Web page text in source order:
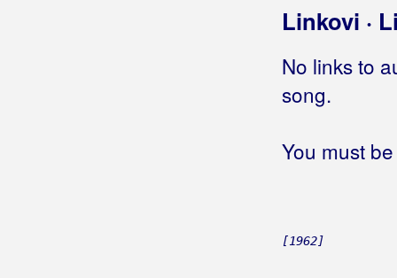
Linkovi ·
No links to
song.
You must
[1962]